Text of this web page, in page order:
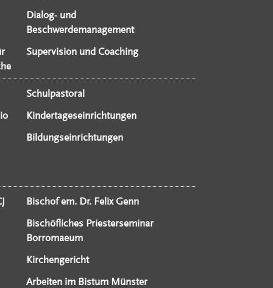
Dialog- und
Beschwerdemanagement
Supervision und Coaching
Schulpastoral
Kindertageseinrichtungen
Bildungseinrichtungen
Bischof em. Dr. Felix Genn
Bischöfliches Priesterseminar
Borromaeum
Kirchengericht
Arbeiten im Bistum Münster